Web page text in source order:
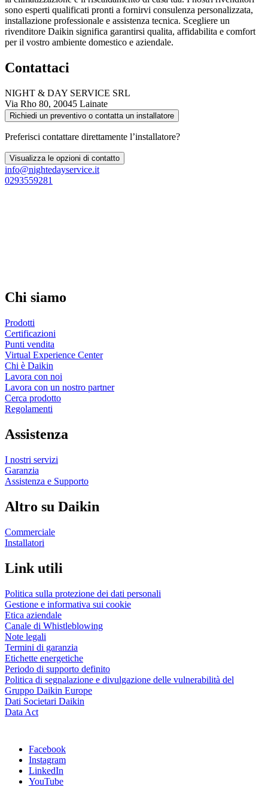
sono esperti qualificati pronti a fornirvi consulenza personalizzata,
installazione professionale e assistenza tecnica. Scegliere un
rivenditore Daikin significa garantirsi qualita, affidabilita e comfort
per il vostro ambiente domestico e aziendale.
Contattaci
NIGHT & DAY SERVICE SRL
Via Rho 80, 20045 Lainate
Richiedi un preventivo o contatta un installatore
Preferisci contattare direttamente l’installatore?
Visualizza le opzioni di contatto
info@nightedayservice.it
0293559281
Chi siamo
Prodotti
Certificazioni
Punti vendita
Virtual Experience Center
Chi è Daikin
Lavora con noi
Lavora con un nostro partner
Cerca prodotto
Regolamenti
Assistenza
I nostri servizi
Garanzia
Assistenza e Supporto
Altro su Daikin
Commerciale
Installatori
Link utili
Politica sulla protezione dei dati personali
Gestione e informativa sui cookie
Etica aziendale
Canale di Whistleblowing
Note legali
Termini di garanzia
Etichette energetiche
Periodo di supporto definito
Politica di segnalazione e divulgazione delle vulnerabilità del
Gruppo Daikin Europe
Dati Societari Daikin
Data Act
Facebook
Instagram
LinkedIn
YouTube